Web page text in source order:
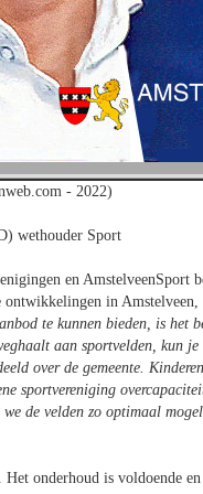
- 2022)
wethouder Sport
en AmstelveenSport
ontwikkelingen in
te kunnen bieden, is het
aan sportvelden, kun je
over de gemeente.
sportvereniging
de velden zo optimaal
onderhoud is voldoende